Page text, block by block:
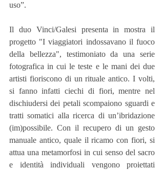
uso”.
Il duo Vinci/Galesi presenta in mostra il
progetto "I viaggiatori indossavano il fuoco
della bellezza", testimoniato da una serie
fotografica in cui le teste e le mani dei due
artisti fioriscono di un rituale antico. I volti,
si fanno infatti ciechi di fiori, mentre nel
dischiudersi dei petali scompaiono sguardi e
tratti somatici alla ricerca di un’ibridazione
(im)possibile. Con il recupero di un gesto
manuale antico, quale il ricamo con fiori, si
attua una metamorfosi in cui senso del sacro
e identità individuali vengono proiettati